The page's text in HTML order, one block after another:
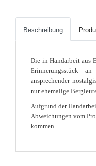
Beschreibung
Die in Handarbeit aus
Erinnerungsstück
ansprechender
nur ehemalige
Aufgrund der
Abweichungen vom
kommen.